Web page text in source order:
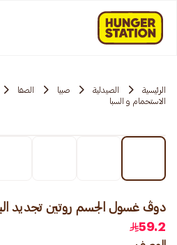
الرئيسية الصيدلية صبيا الصفا
الاستحمام و السبا
دوڤ غسول الجسم روتين تجديد البشرة
59.2